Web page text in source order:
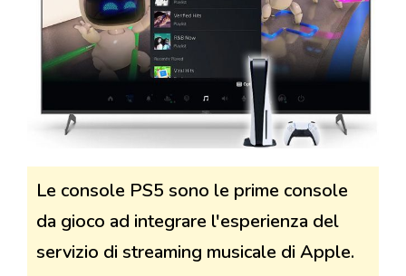
Le console PS5 sono le prime console
da gioco ad integrare l'esperienza del
servizio di streaming musicale di Apple.